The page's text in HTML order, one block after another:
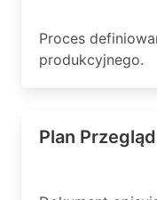
Proces
produkcyjnego.
Plan